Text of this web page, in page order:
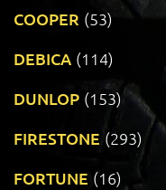
COOPER (53)
DEBICA (114)
DUNLOP (153)
FIRESTONE (293)
FORTUNE (16)